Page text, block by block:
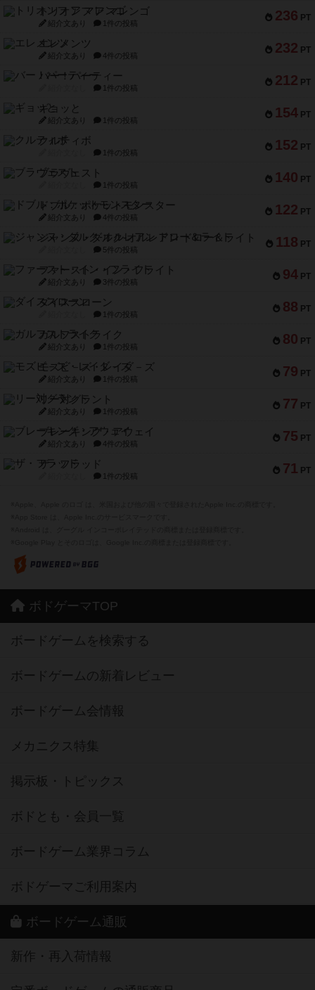
236 PT
トリオンフ ア マレンゴ
紹介文あり 1件の投稿
232 PT
エレメンツ
紹介文あり 4件の投稿
212 PT
バー！パーティー
1件の投稿
154 PT
ギョッと
紹介文あり 1件の投稿
152 PT
クルティボ
1件の投稿
140 PT
ブラヴェスト
1件の投稿
122 PT
ドブル：ポケットモンスター
紹介文あり 4件の投稿
118 PT
ジャンヌ・ダルク-オルレアン ドロー＆ライト
5件の投稿
94 PT
ファースト・イン・フライト
紹介文あり 3件の投稿
88 PT
ダイススローン
1件の投稿
80 PT
ガルフストライク
紹介文あり 1件の投稿
79 PT
モズビ－ズ・レイダ－ズ
紹介文あり 1件の投稿
77 PT
リー対グラント
紹介文あり 1件の投稿
75 PT
ブレーキング・アウェイ
紹介文あり 4件の投稿
71 PT
ザ・フラッド
1件の投稿
ボドゲーマTOP
ボードゲームを検索する
ボードゲームの新着レビュー
ボードゲーム会情報
メカニクス特集
掲示板・トピックス
ボドとも・会員一覧
ボードゲーム業界コラム
ボドゲーマご利用案内
ボードゲーム通販
新作・再入荷情報